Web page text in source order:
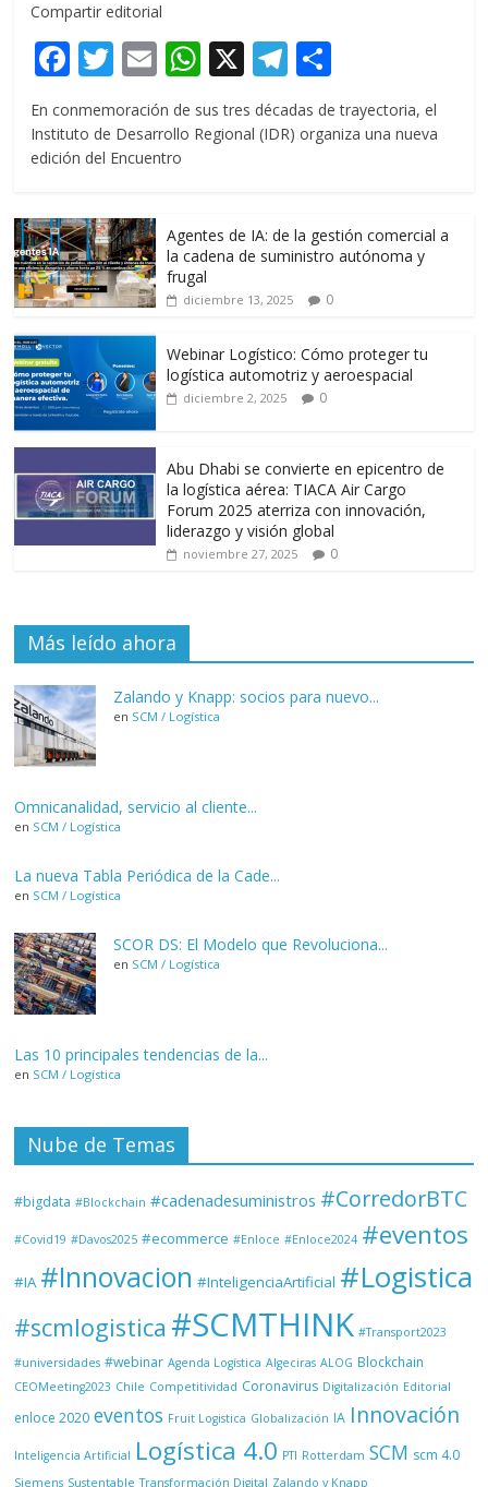
Compartir editorial
F
e
b
o
k
T
itt
er
E
m
ai
l
W
at
p
p
X T
el
e
m
o
m
ti
r
En conmemoración de sus tres décadas de trayectoria, el
Instituto de Desarrollo Regional (IDR) organiza una nueva
edición del Encuentro
Agentes de IA: de la gestión comercial a
la cadena de suministro autónoma y
frugal
diciembre 13, 2025 0
Webinar Logístico: Cómo proteger tu
logística automotriz y aeroespacial
diciembre 2, 2025 0
Abu Dhabi se convierte en epicentro de
la logística aérea: TIACA Air Cargo
Forum 2025 aterriza con innovación,
liderazgo y visión global
noviembre 27, 2025 0
Más leído ahora
Zalando y Knapp: socios para nuevo...
en SCM / Logística
Omnicanalidad, servicio al cliente...
en SCM / Logística
La nueva Tabla Periódica de la Cade...
en SCM / Logística
SCOR DS: El Modelo que Revoluciona...
en SCM / Logística
Las 10 principales tendencias de la...
en SCM / Logística
Nube de Temas
#bigdata #Blockchain #cadenadesuministros #CorredorBTC
#Covid19 #Davos2025 #ecommerce #Enloce #Enloce2024 #eventos
#IA #Innovacion #InteligenciaArtificial #Logistica
#scmlogistica #SCMTHINK #Transport2023
#universidades #webinar Agenda Logística Algeciras ALOG Blockchain
CEOMeeting2023 Chile Competitividad Coronavirus Digitalización Editorial
enloce 2020 eventos Fruit Logistica Globalización IA Innovación
Inteligencia Artificial Logística 4.0 PTI Rotterdam SCM scm 4.0
Siemens Sustentable Transformación Digital Zalando y Knapp